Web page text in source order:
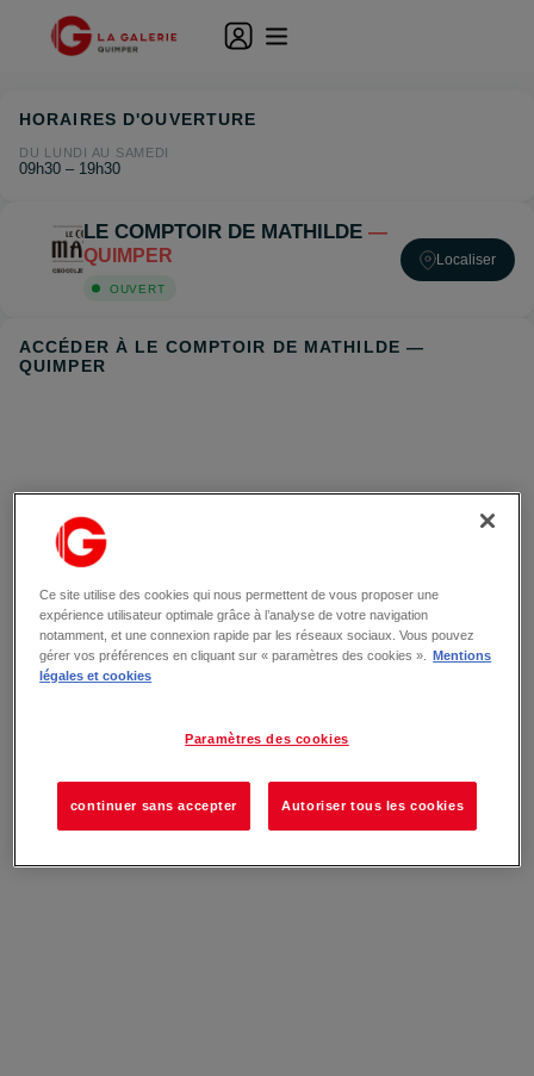
LE COMPTOIR DE MATHILDE —
QUIMPER
OUVERT
Localiser
ACCÉDER À LE COMPTOIR DE MATHILDE —
QUIMPER
HORAIRES D'OUVERTURE
DU LUNDI AU SAMEDI
09h30 – 19h30
Ce site utilise des cookies qui nous permettent de vous proposer une
expérience utilisateur optimale grâce à l’analyse de votre navigation
notamment, et une connexion rapide par les réseaux sociaux. Vous pouvez
gérer vos préférences en cliquant sur « paramètres des cookies ».
Mentions
légales et cookies
Paramètres des cookies
continuer sans accepter Autoriser tous les cookies